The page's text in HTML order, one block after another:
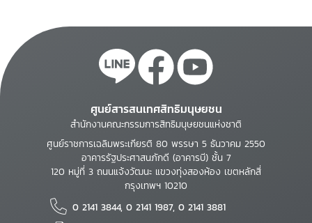
ศูนย์สารสนเทศสิทธิมนุษยชน
สำนักงานคณะกรรมการสิทธิมนุษยชนแห่งชาติ
ศูนย์ราชการเฉลิมพระเกียรติ 80 พรรษา 5 ธันวาคม 2550
อาคารรัฐประศาสนภักดี (อาคารบี) ชั้น 7
120 หมู่ที่ 3 ถนนแจ้งวัฒนะ แขวงทุ่งสองห้อง เขตหลักสี่
กรุงเทพฯ 10210
0 2141 3844, 0 2141 1987, 0 2141 3881